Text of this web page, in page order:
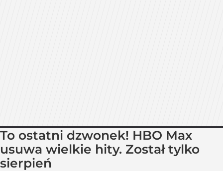
To ostatni dzwonek! HBO Max
usuwa wielkie hity. Został tylko
sierpień